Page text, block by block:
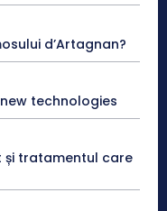
d’Artagnan?
technologies
și tratamentul care